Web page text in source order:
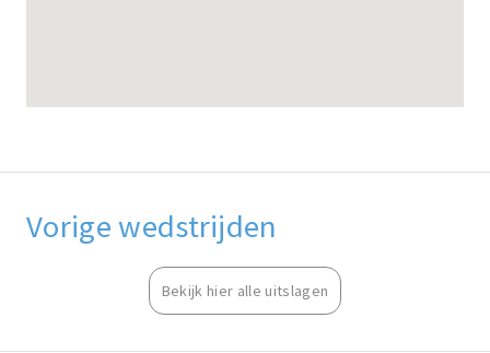
Vorige wedstrijden
Bekijk hier alle uitslagen